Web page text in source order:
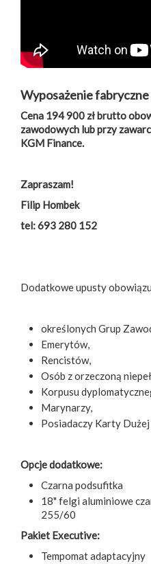
Wyposażenie
Cena 194 900 zł brutto
zawodowych lub przy
KGM Finance.
Zapraszam!
Filip Hombek
tel: 693 280 152
Dodatkowe upusty
określonych Grup
Emerytów,
Rencistów,
Osób z orzeczoną
Korpusu
Marynarzy,
Posiadaczy Karty
Opcje dodatkowe:
Czarna podsufitka
18" felgi aluminiowe
255/60
Pakiet Executive:
Tempomat adaptacyjny